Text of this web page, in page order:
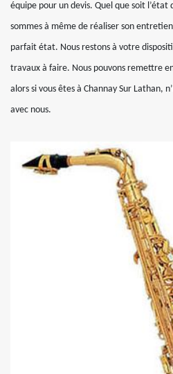
équipe pour un devis. Quel que soit
sommes à même de réaliser son
parfait état. Nous restons à votre
travaux à faire. Nous pouvons remettre
alors si vous êtes à Channay Sur Lathan,
avec nous.